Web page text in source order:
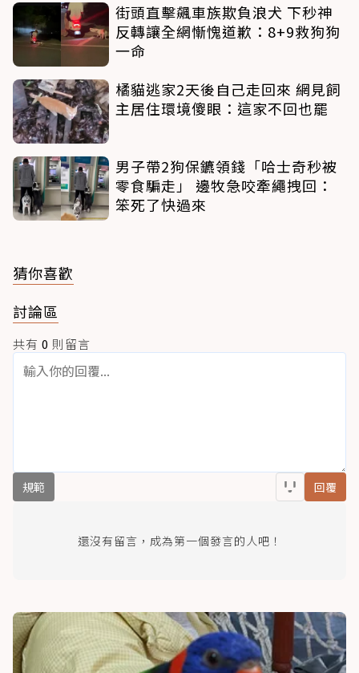
街頭直擊飆車族欺負浪犬 下秒神
反轉讓全網慚愧道歉：8+9救狗狗
一命
橘貓逃家2天後自己走回來 網見飼
主居住環境傻眼：這家不回也罷
男子帶2狗保鑣領錢「哈士奇秒被
零食騙走」 邊牧急咬牽繩拽回：
笨死了快過來
猜你喜歡
討論區
共有 0 則留言
規範 回覆
還沒有留言，成為第一個發言的人吧！